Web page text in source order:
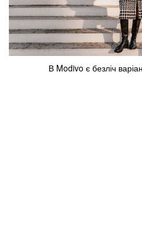
В Modivo є безліч